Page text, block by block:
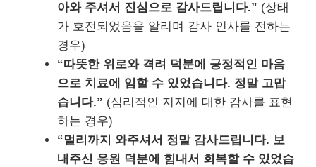
아와 주셔서 진심으로 감사드립니다.” (상태
가 호전되었음을 알리며 감사 인사를 전하는
경우)
“따뜻한 위로와 격려 덕분에 긍정적인 마음
으로 치료에 임할 수 있었습니다. 정말 고맙
습니다.” (심리적인 지지에 대한 감사를 표현
하는 경우)
“멀리까지 와주셔서 정말 감사드립니다. 보
내주신 응원 덕분에 힘내서 회복할 수 있었습